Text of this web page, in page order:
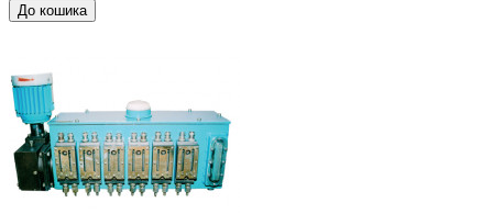
До кошика